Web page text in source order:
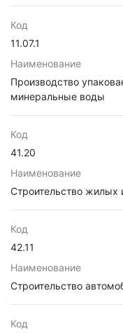
Код
11.07.1
Наименование
Производство
минеральные воды
Код
41.20
Наименование
Строительство жилых
Код
42.11
Наименование
Строительство
Код